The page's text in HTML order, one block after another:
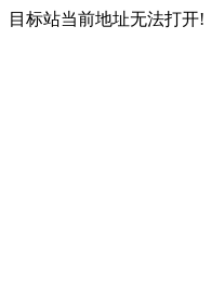
目标站当前地址无法打开!